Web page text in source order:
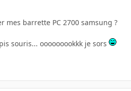
barrette PC 2700 samsung ?
souris... ooooooookkk je sors